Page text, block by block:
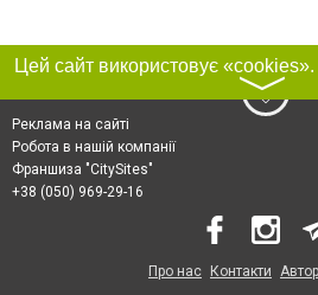
〉
Реклама на сайті
Робота в нашій компанії
Франшиза "CitySites"
+38 (050) 969-29-16
Про нас Контакти